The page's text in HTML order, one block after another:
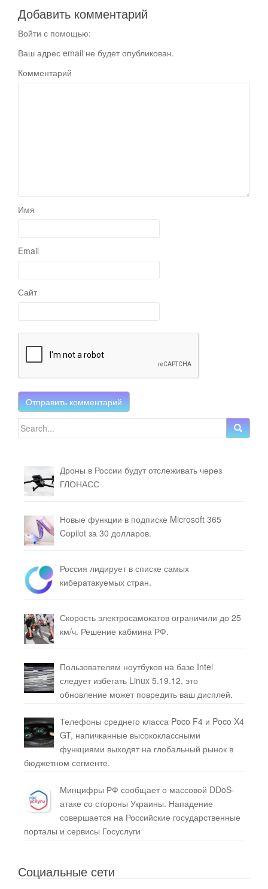
Добавить комментарий
Войти с помощью:
Ваш адрес email не будет опубликован.
Комментарий
Имя
Email
Сайт
Search for:
Дроны в России будут отслеживать через
ГЛОНАСС
Новые функции в подписке Microsoft 365
Copilot за 30 долларов.
Россия лидирует в списке самых
кибератакуемых стран.
Скорость электросамокатов ограничили до 25
км/ч. Решение кабмина РФ.
Пользователям ноутбуков на базе Intel
следует избегать Linux 5.19.12, это
обновление может повредить ваш дисплей.
Телефоны среднего класса Poco F4 и Poco X4
GT, напичканные высококлассными
функциями выходят на глобальный рынок в
бюджетном сегменте.
Минцифры РФ сообщает о массовой DDoS-
атаке со стороны Украины. Нападение
совершается на Российские государственные
порталы и сервисы Госуслуги
Социальные сети